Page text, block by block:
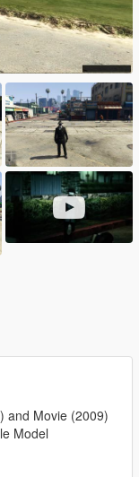
and Movie (2009)
Model